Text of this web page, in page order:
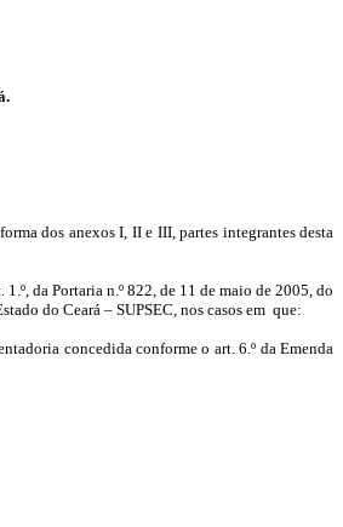
dos anexos I, II e III, partes integrantes desta
1.º, da Portaria n.º 822, de 11 de maio de 2005, do
do Ceará – SUPSEC, nos casos em que:
concedida conforme o art. 6.º da Emenda